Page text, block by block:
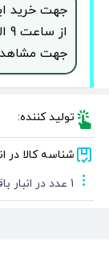
جهت خرید
از ساعت 9 الی 16 با شماره
جهت
تولید کننده:
شناسه کالا در
1 عدد در انبار باقی مانده